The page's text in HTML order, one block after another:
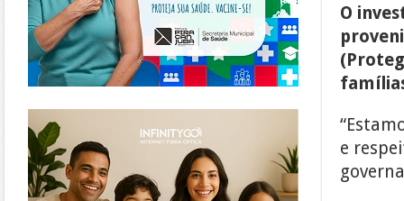
O
e
https://www.infinitygo.com.br/